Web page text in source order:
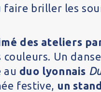
faire briller les
des ateliers
Un
au duo lyonnais
festive, un